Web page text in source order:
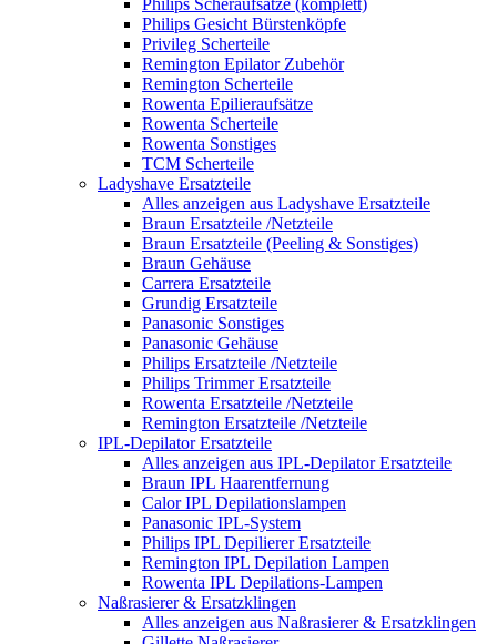
Philips Scheraufsätze (komplett)
Philips Gesicht Bürstenköpfe
Privileg Scherteile
Remington Epilator Zubehör
Remington Scherteile
Rowenta Epilieraufsätze
Rowenta Scherteile
Rowenta Sonstiges
TCM Scherteile
Ladyshave Ersatzteile
Alles anzeigen aus Ladyshave Ersatzteile
Braun Ersatzteile /Netzteile
Braun Ersatzteile (Peeling & Sonstiges)
Braun Gehäuse
Carrera Ersatzteile
Grundig Ersatzteile
Panasonic Sonstiges
Panasonic Gehäuse
Philips Ersatzteile /Netzteile
Philips Trimmer Ersatzteile
Rowenta Ersatzteile /Netzteile
Remington Ersatzteile /Netzteile
IPL-Depilator Ersatzteile
Alles anzeigen aus IPL-Depilator Ersatzteile
Braun IPL Haarentfernung
Calor IPL Depilationslampen
Panasonic IPL-System
Philips IPL Depilierer Ersatzteile
Remington IPL Depilation Lampen
Rowenta IPL Depilations-Lampen
Naßrasierer & Ersatzklingen
Alles anzeigen aus Naßrasierer & Ersatzklingen